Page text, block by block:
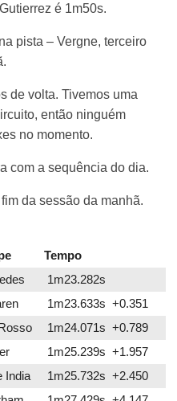
é 1m50s.
pista – Vergne, terceiro
de volta. Tivemos uma
então ninguém
no momento.
com a sequência do dia.
da sessão da manhã.
Tempo
1m23.282s
1m23.633s +0.351
1m24.071s +0.789
1m25.239s +1.957
India
1m25.732s +2.450